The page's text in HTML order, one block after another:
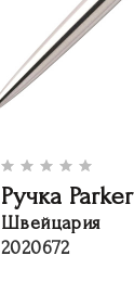
Ручка Parker
Швейцария
2020672